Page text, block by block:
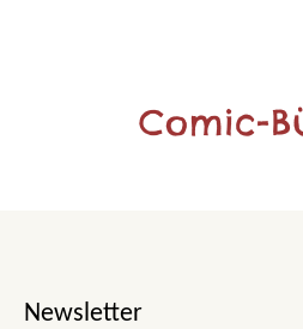
Comic-
Newsletter